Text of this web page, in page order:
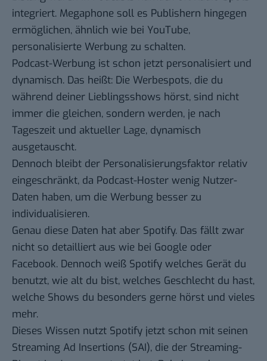
integriert. Megaphone soll es Publishern hingegen
ermöglichen, ähnlich wie bei YouTube,
personalisierte Werbung zu schalten.
Podcast-Werbung ist schon jetzt personalisiert und
dynamisch. Das heißt: Die Werbespots, die du
während deiner Lieblingsshows hörst, sind nicht
immer die gleichen, sondern werden, je nach
Tageszeit und aktueller Lage, dynamisch
ausgetauscht.
Dennoch bleibt der Personalisierungsfaktor relativ
eingeschränkt, da Podcast-Hoster wenig Nutzer-
Daten haben, um die Werbung besser zu
individualisieren.
Genau diese Daten hat aber Spotify. Das fällt zwar
nicht so detailliert aus wie bei Google oder
Facebook. Dennoch weiß Spotify welches Gerät du
benutzt, wie alt du bist, welches Geschlecht du hast,
welche Shows du besonders gerne hörst und vieles
mehr.
Dieses Wissen nutzt Spotify jetzt schon mit seinen
Streaming Ad Insertions (SAI), die der Streaming-